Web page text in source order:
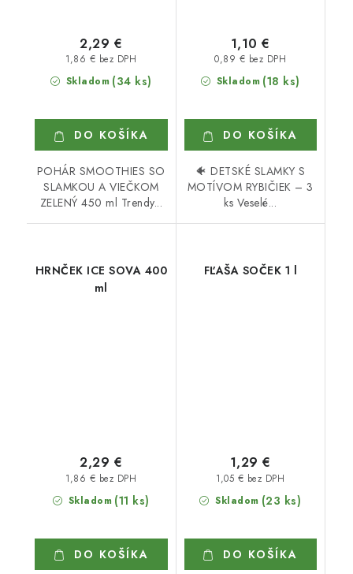
Skladom (34 ks)
1,86 € bez DPH
2,29 €
DO KOŠÍKA
POHÁR SMOOTHIES SO
SLAMKOU A VIEČKOM
ZELENÝ 450 ml Trendy...
Skladom (18 ks)
0,89 € bez DPH
1,10 €
DO KOŠÍKA
🐠 DETSKÉ SLAMKY S
MOTÍVOM RYBIČIEK – 3
ks Veselé...
HRNČEK ICE SOVA 400
ml
Skladom (11 ks)
1,86 € bez DPH
2,29 €
DO KOŠÍKA
FĽAŠA SOČEK 1 l
Skladom (23 ks)
1,05 € bez DPH
1,29 €
DO KOŠÍKA